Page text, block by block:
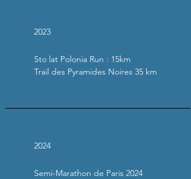
2023
Sto lat Polonia Run : 15km
Trail des Pyramides Noires 35 km
2024
Semi-Marathon de Paris 2024